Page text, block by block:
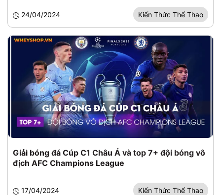
24/04/2024 Kiến Thức Thể Thao
Giải bóng đá Cúp C1 Châu Á và top 7+ đội bóng vô
địch AFC Champions League
17/04/2024 Kiến Thức Thể Thao